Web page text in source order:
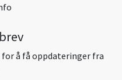
å få oppdateringer fra